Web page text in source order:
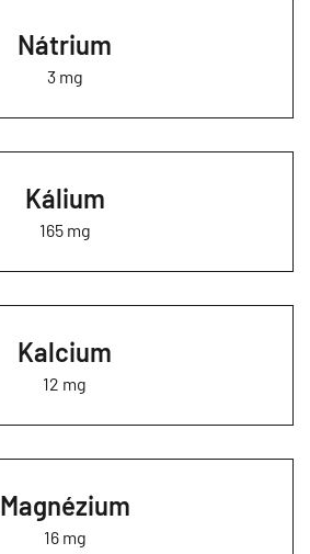
Nátrium
3 mg
Kálium
165 mg
Kalcium
12 mg
Magnézium
16 mg